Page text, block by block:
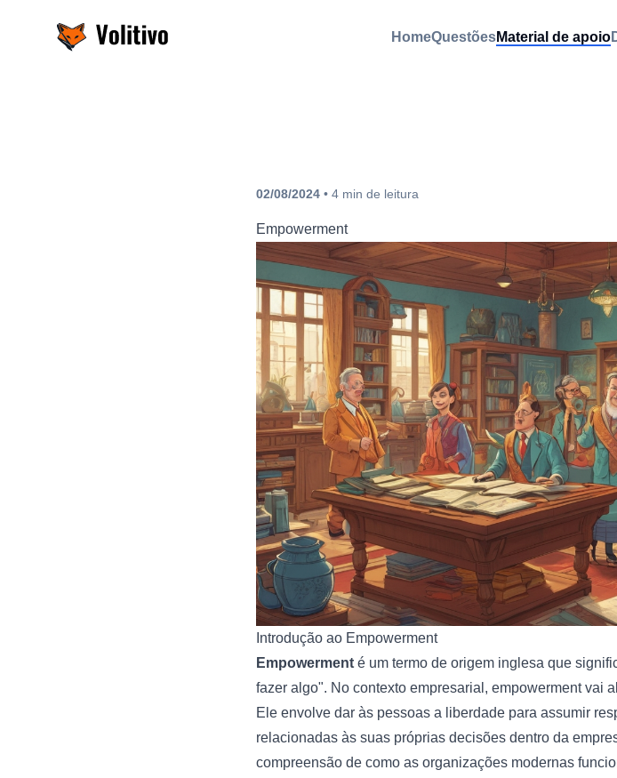
Volitivo HomeQuestõesMaterial de apoio
02/08/2024 • 4 min de leitura
Empowerment
Introdução ao Empowerment
Empowerment é um termo de origem inglesa que
fazer algo". No contexto empresarial, empowerment vai
Ele envolve dar às pessoas a liberdade para assumir
relacionadas às suas próprias decisões dentro da
compreensão de como as organizações modernas